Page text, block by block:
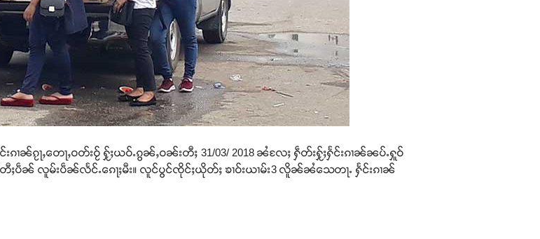
ၢၼ်ၵႂႃႇတေႃႇဝတ်းဝႂ် ႁႂ်ႈယဝ်ႉၵွၼ်ႇဝၼ်းတီႈ 31/03/ 2018 ၼႆလႄႈ ႁဵတ်းႁႂ်ႈႁႅင်းၵၢၼ်ၼပ်ႉႁူဝ်
ႈပဵၼ် လူမ်းပဵၼ်လႅင်ႉၵေႃႈမီး။ လူင်ပွင်ၸိုင်ႈယိုတ်ႈ ၶၢဝ်းယၢမ်း3 လိူၼ်ၼႆသေတႃႉ ႁႅင်းၵၢၼ်